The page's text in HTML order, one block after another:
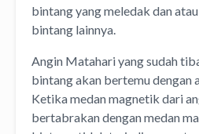
bintang yang meledak dan
bintang lainnya.
Angin Matahari yang sudah
bintang akan bertemu dengan
Ketika medan magnetik dari
bertabrakan dengan medan